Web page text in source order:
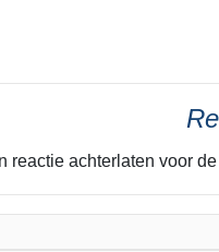
reactie achterlaten voor